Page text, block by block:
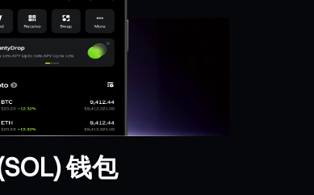
钱包